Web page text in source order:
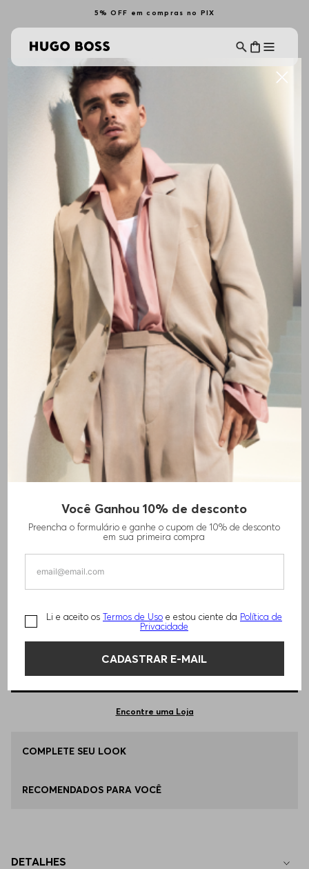
5% OFF em compras no PIX
Você Ganhou 10% de desconto
Preencha o formulário e ganhe o cupom de 10% de desconto
em sua primeira compra
Li e aceito os Termos de Uso e estou ciente da Política de
Privacidade
CADASTRAR E-MAIL
TRÊS CUECAS TRUNK EM ALGODÃO COM
TAMANHO - Informações do Tamanho
Qual o seu Tamanho? Tabela de Tamanhos
M - M
G - L
ADICIONAR AO CARRINHO
Encontre uma Loja
COMPLETE SEU LOOK
RECOMENDADOS PARA VOCÊ
DETALHES